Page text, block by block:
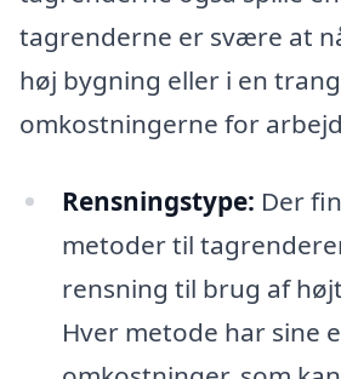
tagrenderne er svære at
høj bygning eller i en
omkostningerne for
Rensningstype: Der
metoder til
rensning til brug af
Hver metode har sine